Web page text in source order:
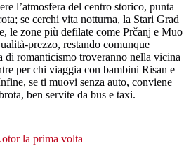
l’atmosfera del centro storico, punta
se cerchi vita notturna, la Stari Grad
le zone più defilate come Prčanj e Muo
prezzo, restando comunque
di romanticismo troveranno nella vicina
per chi viaggia con bambini Risan e
se ti muovi senza auto, conviene
ben servite da bus e taxi.
la prima volta